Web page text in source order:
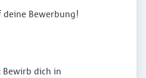
deine Bewerbung!
Bewirb dich in